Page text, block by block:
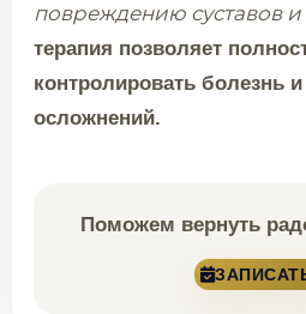
повреждению суставов и
терапия позволяет
контролировать болезнь
осложнений.
Поможем вернуть